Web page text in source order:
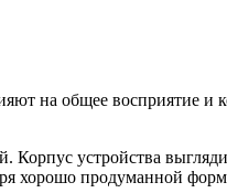
на общее восприятие и
Корпус устройства
хорошо продуманной